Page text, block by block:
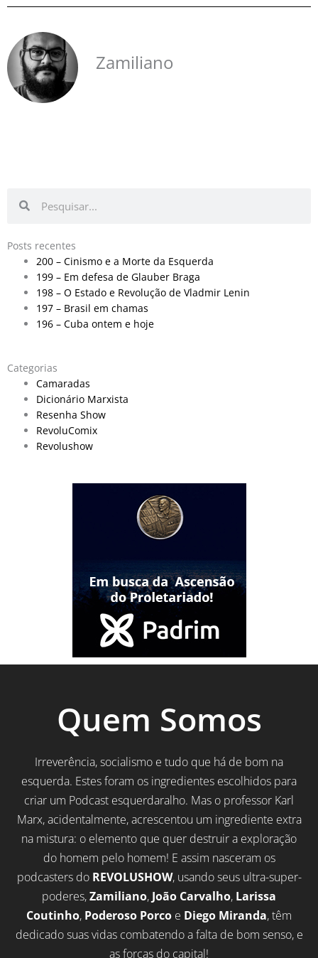
Zamiliano
Posts recentes
200 – Cinismo e a Morte da Esquerda
199 – Em defesa de Glauber Braga
198 – O Estado e Revolução de Vladmir Lenin
197 – Brasil em chamas
196 – Cuba ontem e hoje
Categorias
Camaradas
Dicionário Marxista
Resenha Show
RevoluComix
Revolushow
Quem Somos
Irreverência, socialismo e tudo que há de bom na
esquerda. Estes foram os ingredientes escolhidos para
criar um Podcast esquerdaralho. Mas o professor Karl
Marx, acidentalmente, acrescentou um ingrediente extra
na mistura: o elemento que quer destruir a exploração
do homem pelo homem! E assim nasceram os
podcasters do REVOLUSHOW, usando seus ultra-super-
poderes,Zamiliano, João Carvalho, Larissa
Coutinho, Poderoso Porco e Diego Miranda, têm
dedicado suas vidas combatendo a falta de bom senso, e
as forças do capital!